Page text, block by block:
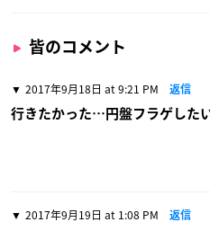
皆のコメント
2017年9月18日 at 9:21 PM 返信
行きたかった…円盤フラゲした
2017年9月19日 at 1:08 PM 返信